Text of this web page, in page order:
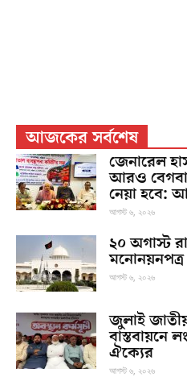
আজকের সর্বশেষ
জেনারেল
আরও
নেয়া হবে:
আগস্ট ৬, ২০২৬
২০ অগাস্ট
আগস্ট ৬, ২০২৬
জুলাই
বাস্তবায়নে
ঐক্যের
আগস্ট ৬, ২০২৬